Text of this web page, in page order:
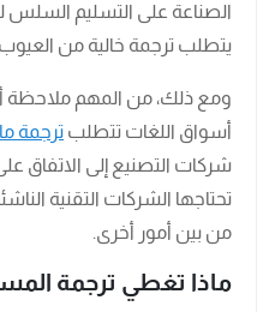
الصناعة على التسليم السلس
يتطلب ترجمة خالية من
ومع ذلك، من المهم ملاحظة
أسواق اللغات تتطلب ترجمة
شركات التصنيع إلى الاتفاق
تحتاجها الشركات التقنية
من بين أمور أخرى.
ماذا تغطي ترجمة